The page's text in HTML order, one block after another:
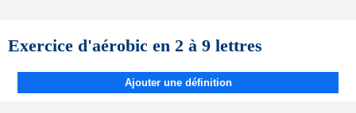
Exercice d'aérobic en 2 à 9 lettres
Ajouter une définition